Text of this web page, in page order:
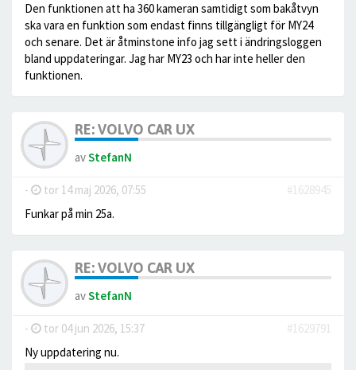
Den funktionen att ha 360 kameran samtidigt som bakåtvyn
ska vara en funktion som endast finns tillgängligt för MY24
och senare. Det är åtminstone info jag sett i ändringsloggen
bland uppdateringar. Jag har MY23 och har inte heller den
funktionen.
RE: VOLVO CAR UX
avStefanN
- tor 14 maj 2026, 07:55
#1628945
Funkar på min 25a.
RE: VOLVO CAR UX
avStefanN
- tor 04 jun 2026, 15:37
#1629791
Ny uppdatering nu.